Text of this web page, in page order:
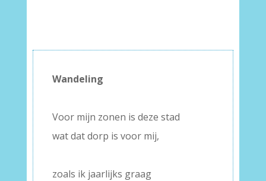
Wandeling
Voor mijn zonen is deze stad
wat dat dorp is voor mij,
zoals ik jaarlijks graag